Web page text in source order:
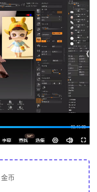
金币